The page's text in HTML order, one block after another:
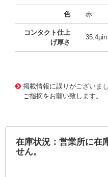
色 赤
コンタクト仕上
げ厚さ
35.4µin
掲載情報に誤りがございま
ご指摘をお願い致します。
在庫状況：営業所に在
せん。